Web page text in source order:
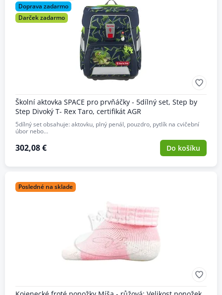
Doprava zadarmo
Darček zadarmo
Školní aktovka SPACE pro prvňáčky - 5dílný set, Step by
Step Divoký T- Rex Taro, certifikát AGR
5dílný set obsahuje: aktovku, plný penál, pouzdro, pytlík na cvičební
úbor nebo…
302,08 € Do košíku
Posledné na sklade